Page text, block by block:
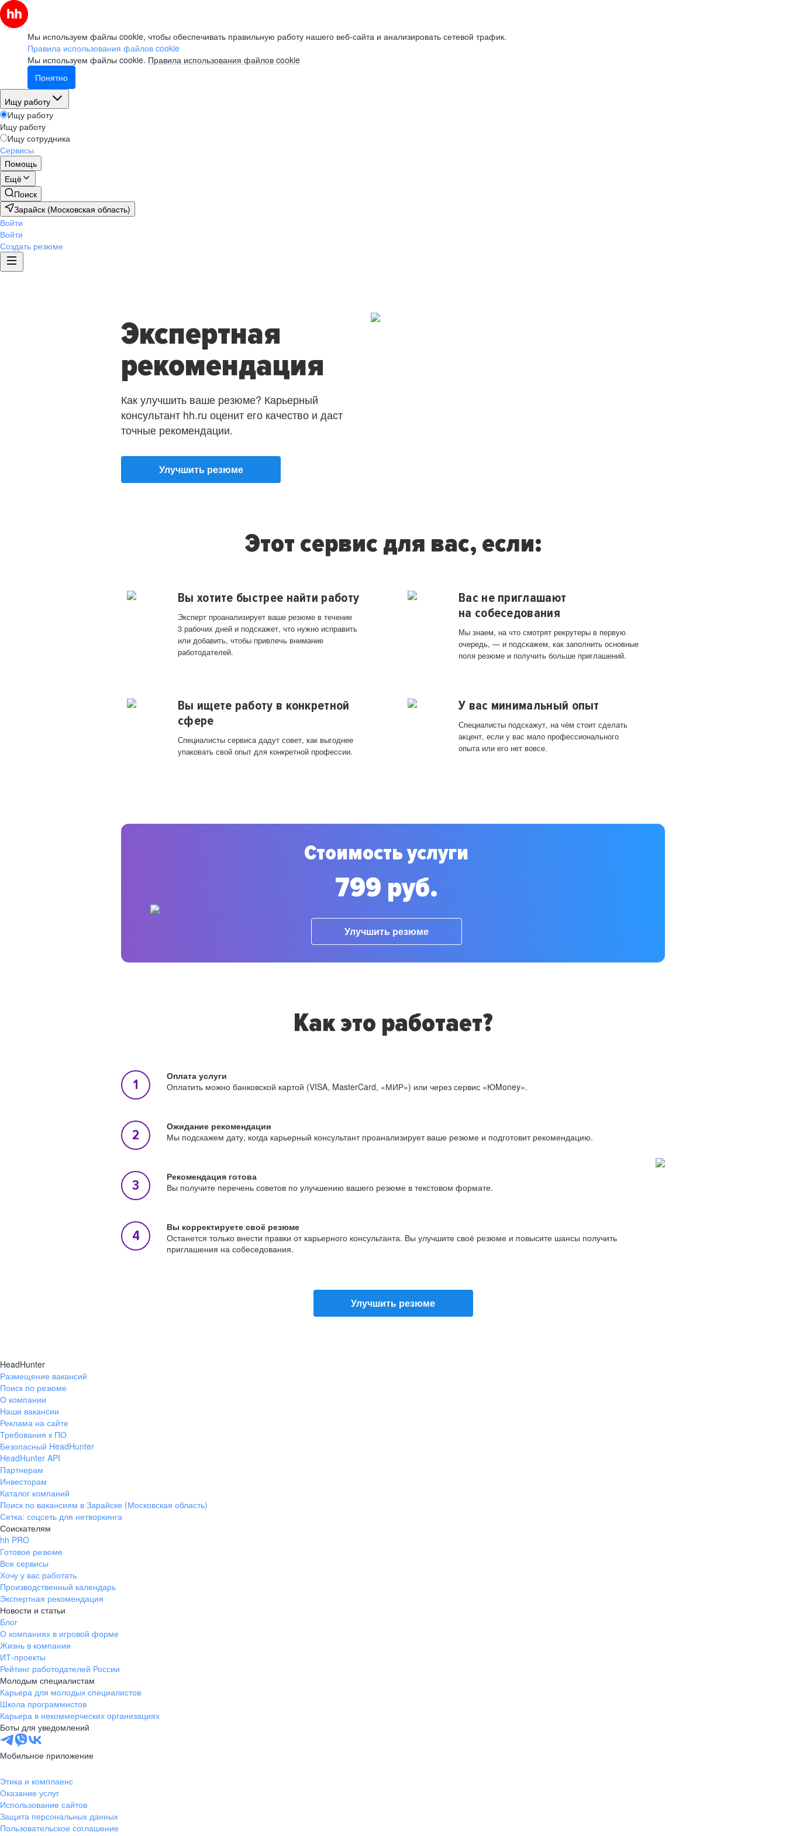
Мы используем файлы cookie, чтобы обеспечивать правильную работу нашего веб-сайта и анализировать сетевой трафик.
Правила использования файлов cookie
Мы используем файлы cookie. Правила использования файлов cookie
Понятно
Ищу работу
Ищу работу
Ищу работу
Ищу сотрудника
Сервисы
Помощь
Ещё
Поиск
Зарайск (Московская область)
Войти
Войти
Создать резюме
Экспертная
рекомендация
Как улучшить ваше резюме? Карьерный
консультант hh.ru оценит его качество и даст
точные рекомендации.
Улучшить резюме
Этот сервис для вас, если:
Вы хотите быстрее найти работу
Эксперт проанализирует ваше резюме в течение
3 рабочих дней и подскажет, что нужно исправить
или добавить, чтобы привлечь внимание
работодателей.
Вас не приглашают
на собеседования
Мы знаем, на что смотрят рекрутеры в первую
очередь, — и подскажем, как заполнить основные
поля резюме и получить больше приглашений.
Вы ищете работу в конкретной
сфере
Специалисты сервиса дадут совет, как выгоднее
упаковать свой опыт для конкретной профессии.
У вас минимальный опыт
Специалисты подскажут, на чём стоит сделать
акцент, если у вас мало профессионального
опыта или его нет вовсе.
Стоимость услуги
799 руб.
Улучшить резюме
Как это работает?
Оплата услуги
Оплатить можно банковской картой (VISA, MasterCard, «МИР») или через сервис «ЮMoney».
Ожидание рекомендации
Мы подскажем дату, когда карьерный консультант проанализирует ваше резюме и подготовит рекомендацию.
Рекомендация готова
Вы получите перечень советов по улучшению вашего резюме в текстовом формате.
Вы корректируете своё резюме
Останется только внести правки от карьерного консультанта. Вы улучшите своё резюме и повысите шансы получить
приглашения на собеседования.
Улучшить резюме
HeadHunter
Размещение вакансий
Поиск по резюме
О компании
Наши вакансии
Реклама на сайте
Требования к ПО
Безопасный HeadHunter
HeadHunter API
Партнерам
Инвесторам
Каталог компаний
Поиск по вакансиям в Зарайске (Московская область)
Сетка: соцсеть для нетворкинга
Соискателям
hh PRO
Готовое резюме
Все сервисы
Хочу у вас работать
Производственный календарь
Экспертная рекомендация
Новости и статьи
Блог
О компаниях в игровой форме
Жизнь в компании
ИТ-проекты
Рейтинг работодателей России
Молодым специалистам
Карьера для молодых специалистов
Школа программистов
Карьера в некоммерческих организациях
Боты для уведомлений
Мобильное приложение
Этика и комплаенс
Оказание услуг
Использование сайтов
Защита персональных данных
Пользовательское соглашение